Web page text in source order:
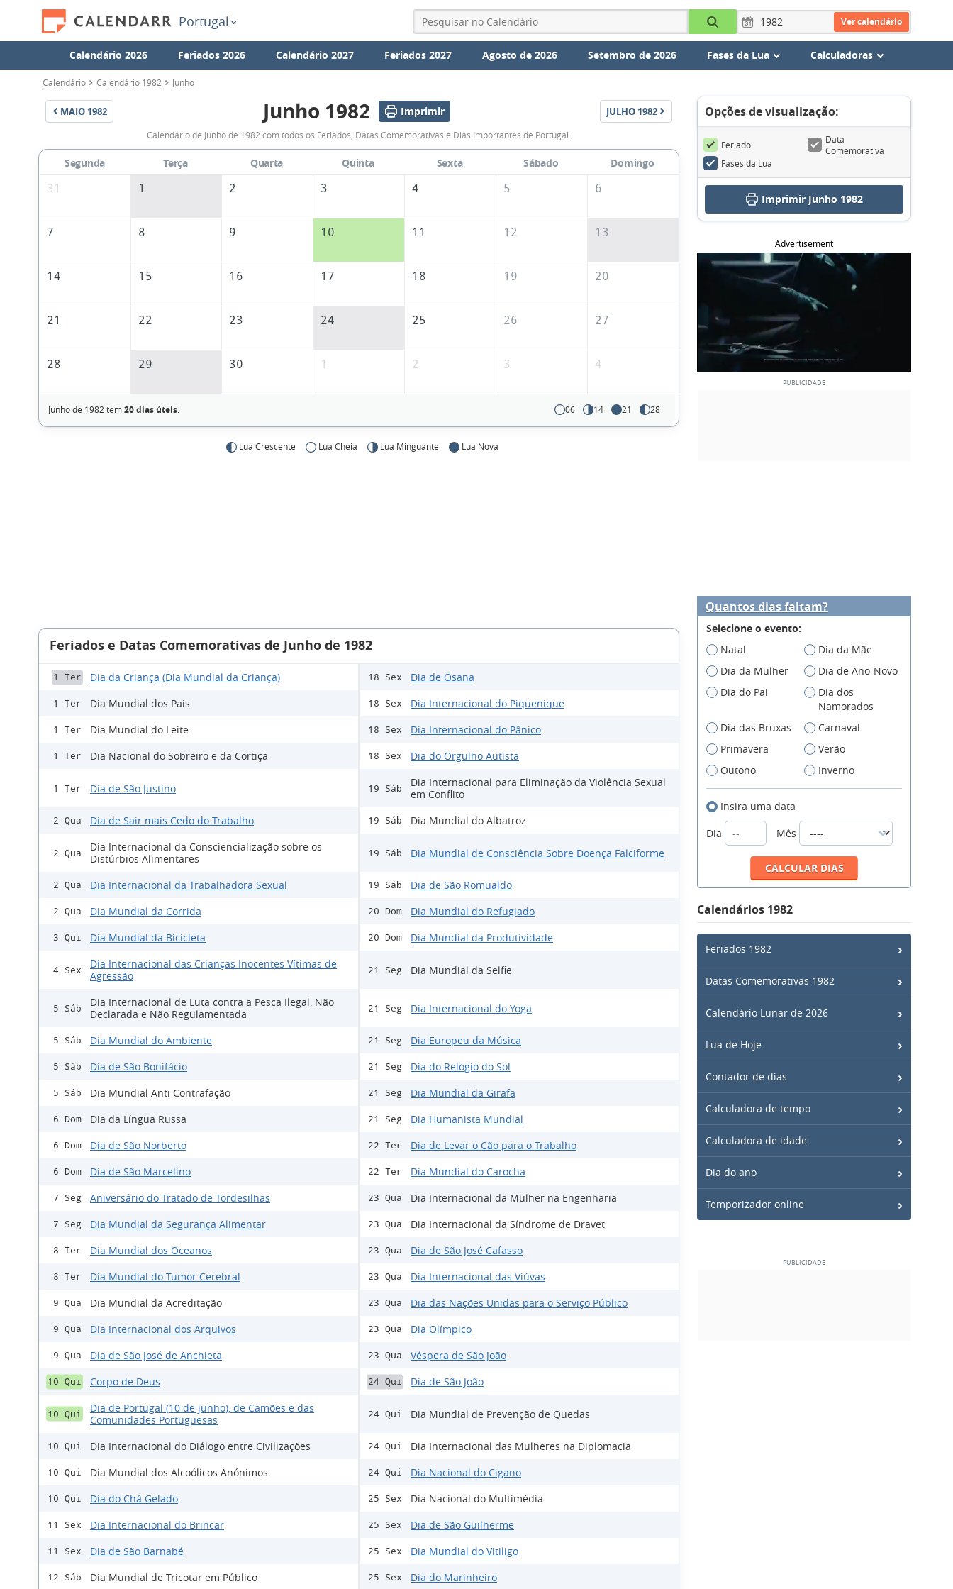
Portugal Ver calendário
Calendário 2026 Feriados 2026 Calendário 2027 Feriados 2027 Agosto de 2026 Setembro de 2026 Fases da Lua Calculadoras
Calendário Calendário 1982 Junho
MAIO 1982
Calendário
de
Junho
1982
Junho 1982 Imprimir JULHO 1982
Calendário de Junho de 1982 com todos os Feriados, Datas Comemorativas e Dias Importantes de Portugal.
Segunda Terça Quarta Quinta Sexta Sábado
Domingo
31
1 2 3 4 5 6
7 8 9 10 11 12 13
14 15 16 17 18 19 20
21 22 23 24 25 26 27
28 29 30 1 2 3 4
Junho de 1982 tem20 dias úteis. 06 14 21 28
Lua Crescente Lua Cheia Lua Minguante Lua Nova
Opções de visualização:
Feriado
Data
Comemorativa
Fases da Lua
Imprimir Junho 1982
Advertisement
Feriados e Datas Comemorativas de Junho de 1982
1 Ter Dia da Criança (Dia Mundial da Criança)
1 Ter Dia Mundial dos Pais
1 Ter Dia Mundial do Leite
1 Ter Dia Nacional do Sobreiro e da Cortiça
1 Ter Dia de São Justino
2 Qua Dia de Sair mais Cedo do Trabalho
2 Qua
Dia Internacional da Consciencialização sobre os
Distúrbios Alimentares
2 Qua Dia Internacional da Trabalhadora Sexual
2 Qua Dia Mundial da Corrida
3 Qui Dia Mundial da Bicicleta
4 Sex
Dia Internacional das Crianças Inocentes Vítimas de
Agressão
5 Sáb
Dia Internacional de Luta contra a Pesca Ilegal, Não
Declarada e Não Regulamentada
5 Sáb Dia Mundial do Ambiente
5 Sáb Dia de São Bonifácio
5 Sáb Dia Mundial Anti Contrafação
6 Dom Dia da Língua Russa
6 Dom Dia de São Norberto
6 Dom Dia de São Marcelino
7 Seg Aniversário do Tratado de Tordesilhas
7 Seg Dia Mundial da Segurança Alimentar
8 Ter Dia Mundial dos Oceanos
8 Ter Dia Mundial do Tumor Cerebral
9 Qua Dia Mundial da Acreditação
9 Qua Dia Internacional dos Arquivos
9 Qua Dia de São José de Anchieta
10 Qui Corpo de Deus
10 Qui
Dia de Portugal (10 de junho), de Camões e das
Comunidades Portuguesas
10 Qui Dia Internacional do Diálogo entre Civilizações
10 Qui Dia Mundial dos Alcoólicos Anónimos
10 Qui Dia do Chá Gelado
11 Sex Dia Internacional do Brincar
11 Sex Dia de São Barnabé
12 Sáb Dia Mundial de Tricotar em Público
18 Sex Dia de Osana
18 Sex Dia Internacional do Piquenique
18 Sex Dia Internacional do Pânico
18 Sex Dia do Orgulho Autista
19 Sáb
Dia Internacional para Eliminação da Violência Sexual
em Conflito
19 Sáb Dia Mundial do Albatroz
19 Sáb Dia Mundial de Consciência Sobre Doença Falciforme
19 Sáb Dia de São Romualdo
20 Dom Dia Mundial do Refugiado
20 Dom Dia Mundial da Produtividade
21 Seg Dia Mundial da Selfie
21 Seg Dia Internacional do Yoga
21 Seg Dia Europeu da Música
21 Seg Dia do Relógio do Sol
21 Seg Dia Mundial da Girafa
21 Seg Dia Humanista Mundial
22 Ter Dia de Levar o Cão para o Trabalho
22 Ter Dia Mundial do Carocha
23 Qua Dia Internacional da Mulher na Engenharia
23 Qua Dia Internacional da Síndrome de Dravet
23 Qua Dia de São José Cafasso
23 Qua Dia Internacional das Viúvas
23 Qua Dia das Nações Unidas para o Serviço Público
23 Qua Dia Olímpico
23 Qua Véspera de São João
24 Qui Dia de São João
24 Qui Dia Mundial de Prevenção de Quedas
24 Qui Dia Internacional das Mulheres na Diplomacia
24 Qui Dia Nacional do Cigano
25 Sex Dia Nacional do Multimédia
25 Sex Dia de São Guilherme
25 Sex Dia Mundial do Vitiligo
25 Sex Dia do Marinheiro
Quantos dias faltam?
Selecione o evento:
Natal
Dia da Mãe
Dia da Mulher
Dia de Ano-Novo
Dia do Pai
Dia dos
Namorados
Dia das Bruxas
Carnaval
Primavera
Verão
Outono
Inverno
Insira uma data
Dia
Mês
Calendários 1982
Feriados 1982
Datas Comemorativas 1982
Calendário Lunar de 2026
Lua de Hoje
Contador de dias
Calculadora de tempo
Calculadora de idade
Dia do ano
Temporizador online